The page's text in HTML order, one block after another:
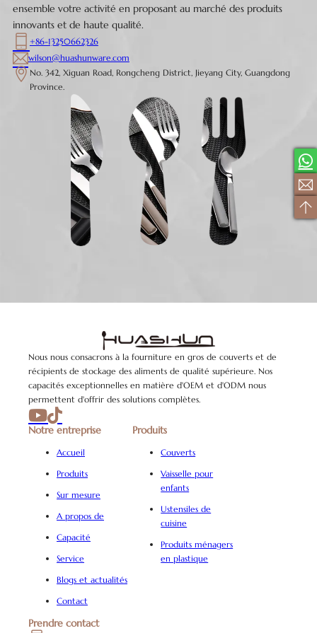
ensemble votre activité en proposant au marché des produits
innovants et de haute qualité.
+86-13250662326
wilson@huashunware.com
No. 342, Xiguan Road, Rongcheng District, Jieyang City, Guangdong
Province.
Nous nous consacrons à la fourniture en gros de couverts et de
récipients de stockage des aliments de qualité supérieure. Nos
capacités exceptionnelles en matière d'OEM et d'ODM nous
permettent d'offrir des solutions complètes.
Notre entreprise
Accueil
Produits
Sur mesure
A propos de
Capacité
Service
Blogs et actualités
Contact
Produits
Couverts
Vaisselle pour
enfants
Ustensiles de
cuisine
Produits ménagers
en plastique
Prendre contact